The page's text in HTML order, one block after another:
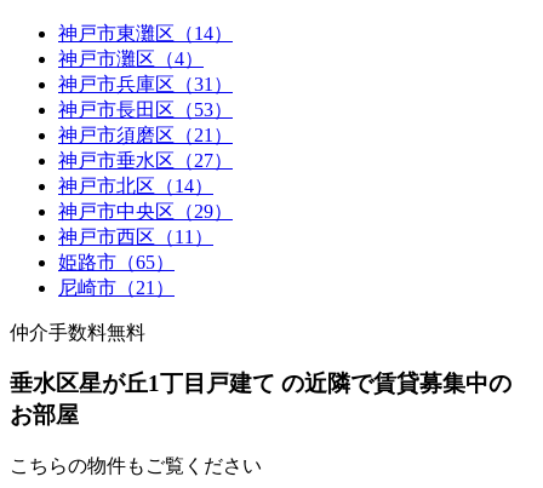
神戸市東灘区（14）
神戸市灘区（4）
神戸市兵庫区（31）
神戸市長田区（53）
神戸市須磨区（21）
神戸市垂水区（27）
神戸市北区（14）
神戸市中央区（29）
神戸市西区（11）
姫路市（65）
尼崎市（21）
仲介手数料無料
垂水区星が丘1丁目戸建て の近隣で賃貸募集中の
お部屋
こちらの物件もご覧ください